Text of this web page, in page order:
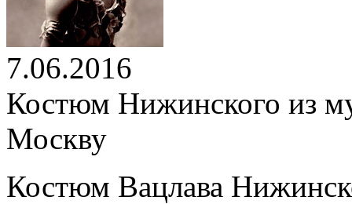
7.06.2016
Костюм Нижинского из
Москву
Костюм Вацлава